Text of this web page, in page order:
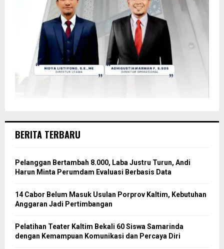
BERITA TERBARU
Pelanggan Bertambah 8.000, Laba Justru Turun, Andi
Harun Minta Perumdam Evaluasi Berbasis Data
14 Cabor Belum Masuk Usulan Porprov Kaltim, Kebutuhan
Anggaran Jadi Pertimbangan
Pelatihan Teater Kaltim Bekali 60 Siswa Samarinda
dengan Kemampuan Komunikasi dan Percaya Diri